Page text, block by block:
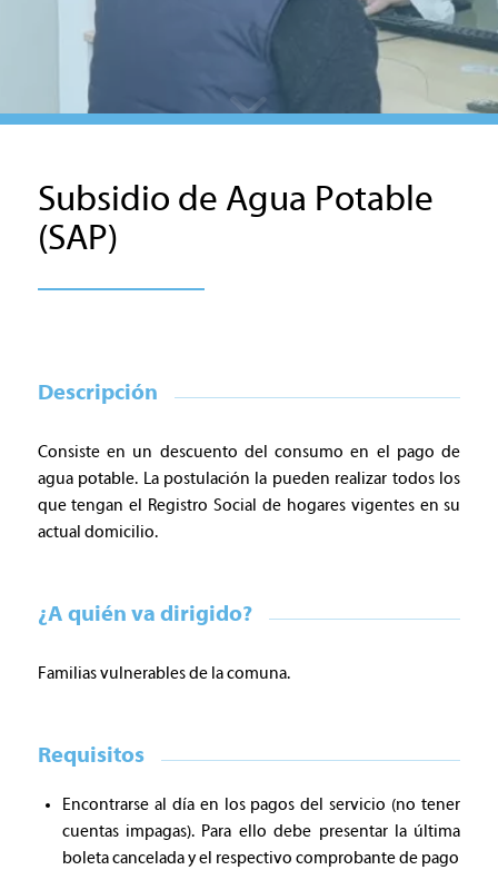
Subsidio de Agua Potable
(SAP)
Descripción
Consiste en un descuento del consumo en el pago de
agua potable. La postulación la pueden realizar todos los
que tengan el Registro Social de hogares vigentes en su
actual domicilio.
¿A quién va dirigido?
Familias vulnerables de la comuna.
Requisitos
Encontrarse al día en los pagos del servicio (no tener
cuentas impagas). Para ello debe presentar la última
boleta cancelada y el respectivo comprobante de pago